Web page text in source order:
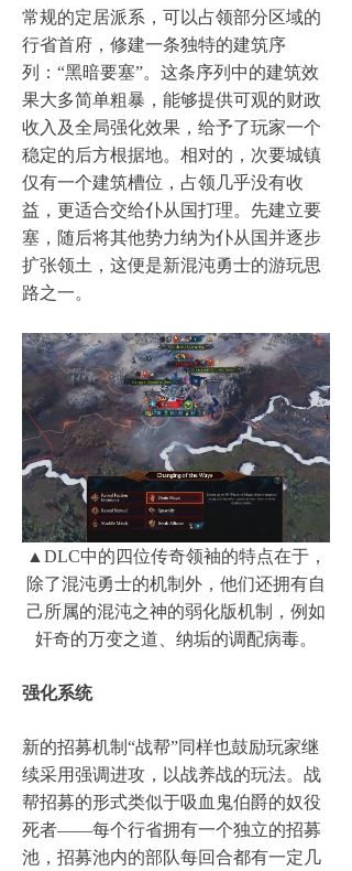
常规的定居派系，可以占领部分区域的
行省首府，修建一条独特的建筑序
列：“黑暗要塞”。这条序列中的建筑效
果大多简单粗暴，能够提供可观的财政
收入及全局强化效果，给予了玩家一个
稳定的后方根据地。相对的，次要城镇
仅有一个建筑槽位，占领几乎没有收
益，更适合交给仆从国打理。先建立要
塞，随后将其他势力纳为仆从国并逐步
扩张领土，这便是新混沌勇士的游玩思
路之一。
▲DLC中的四位传奇领袖的特点在于，
除了混沌勇士的机制外，他们还拥有自
己所属的混沌之神的弱化版机制，例如
奸奇的万变之道、纳垢的调配病毒。
强化系统
新的招募机制“战帮”同样也鼓励玩家继
续采用强调进攻，以战养战的玩法。战
帮招募的形式类似于吸血鬼伯爵的奴役
死者——每个行省拥有一个独立的招募
池，招募池内的部队每回合都有一定几